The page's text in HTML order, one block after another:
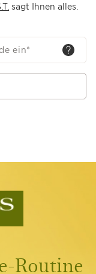
sagt Ihnen alles.
ein*
Routine